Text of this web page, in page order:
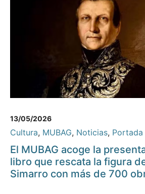
13/05/2026
Cultura, MUBAG, Noticias, Portada
El MUBAG acoge la
libro que rescata la figura
Simarro con más de 700